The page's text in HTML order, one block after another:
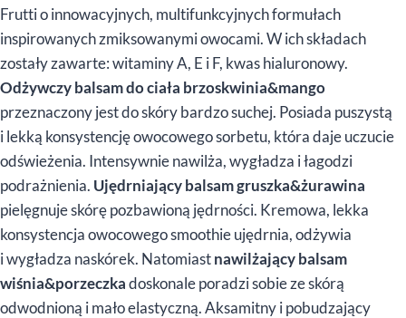
Frutti o innowacyjnych, multifunkcyjnych formułach
inspirowanych zmiksowanymi owocami. W ich składach
zostały zawarte: witaminy A, E i F, kwas hialuronowy.
Odżywczy balsam do ciała brzoskwinia&mango
przeznaczony jest do skóry bardzo suchej. Posiada puszystą
i lekką konsystencję owocowego sorbetu, która daje uczucie
odświeżenia. Intensywnie nawilża, wygładza i łagodzi
podrażnienia. Ujędrniający balsam gruszka&żurawina
pielęgnuje skórę pozbawioną jędrności. Kremowa, lekka
konsystencja owocowego smoothie ujędrnia, odżywia
i wygładza naskórek. Natomiastnawilżający balsam
wiśnia&porzeczkadoskonale poradzi sobie ze skórą
odwodnioną i mało elastyczną. Aksamitny i pobudzający